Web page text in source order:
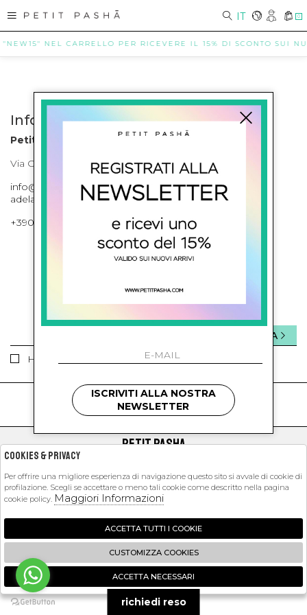
IT 0
NEL CARRELLO PER RICEVERE IL 15% DI SCONTO SUI
Info contatti
Petit Pasha
Via Cilea, 255 Napoli Corso Umberto I 301 Napoli
info@petitpasha.com, petitpasha@hotmail.it,
adelaide.petitpasha@hotmail.com
+39081643421 , +390812351280
ISCRIVITI ALLA NEWSLETTER
Ho letto ed accettato le condizioni sulla privacy.
INVIA
kids
PETIT PASHA
EXTRA
2026 Petit Pasha - P.iva : 09423341214 Powered by
Zucchetti
🍪
ISCRIVITI ALLA NOSTRA
NEWSLETTER
richiedi reso
Cookies & Privacy
Per offrire una migliore esperienza di navigazione questo sito si avvale di cookie di
profilazione. Scegli se accettare o meno tali cookie come descritto nella pagina
cookie policy. Maggiori Informazioni
ACCETTA TUTTI I COOKIE
CUSTOMIZZA COOKIES
ACCETTA NECESSARI